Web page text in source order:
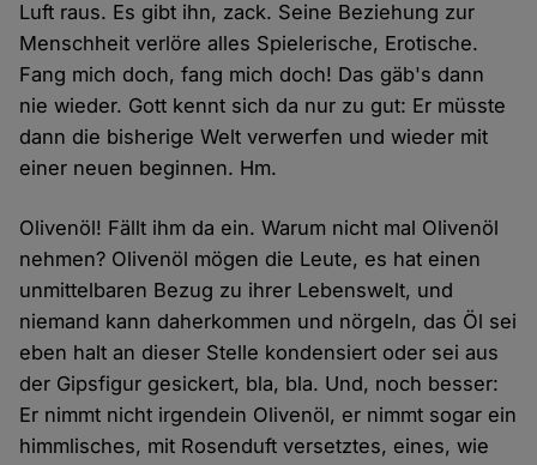
Luft raus. Es gibt ihn, zack. Seine Beziehung zur
Menschheit verlöre alles Spielerische, Erotische.
Fang mich doch, fang mich doch! Das gäb's dann
nie wieder. Gott kennt sich da nur zu gut: Er müsste
dann die bisherige Welt verwerfen und wieder mit
einer neuen beginnen. Hm.
Olivenöl! Fällt ihm da ein. Warum nicht mal Olivenöl
nehmen? Olivenöl mögen die Leute, es hat einen
unmittelbaren Bezug zu ihrer Lebenswelt, und
niemand kann daherkommen und nörgeln, das Öl sei
eben halt an dieser Stelle kondensiert oder sei aus
der Gipsfigur gesickert, bla, bla. Und, noch besser:
Er nimmt nicht irgendein Olivenöl, er nimmt sogar ein
himmlisches, mit Rosenduft versetztes, eines, wie